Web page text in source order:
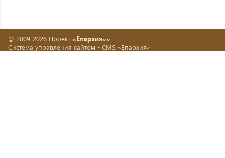
© 2009-2026 Проект «Епархия»»
Система управления сайтом - CMS «Епархия»